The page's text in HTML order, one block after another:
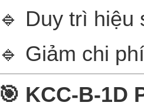
🔹 Duy trì hiệu
🔹 Giảm chi
🎯 KCC-B-1D